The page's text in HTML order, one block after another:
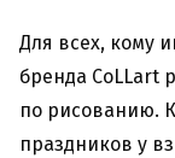
Для всех, кому
бренда CoLLart
по рисованию.
праздников у